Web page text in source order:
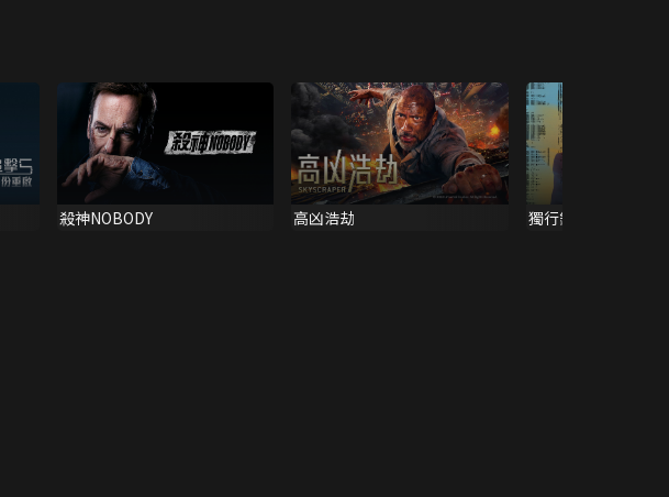
殺神NOBODY 高凶浩劫 獨行鐵金剛